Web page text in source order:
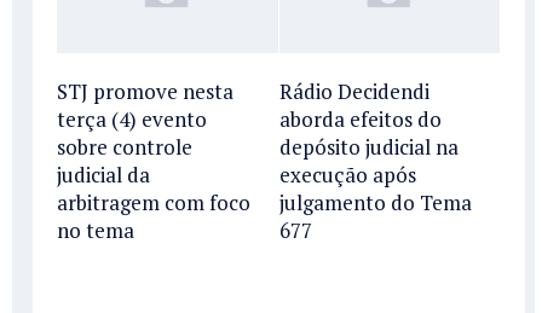
STJ promove nesta
terça (4) evento
sobre controle
judicial da
arbitragem com foco
no tema
Rádio Decidendi
aborda efeitos do
depósito judicial na
execução após
julgamento do Tema
677